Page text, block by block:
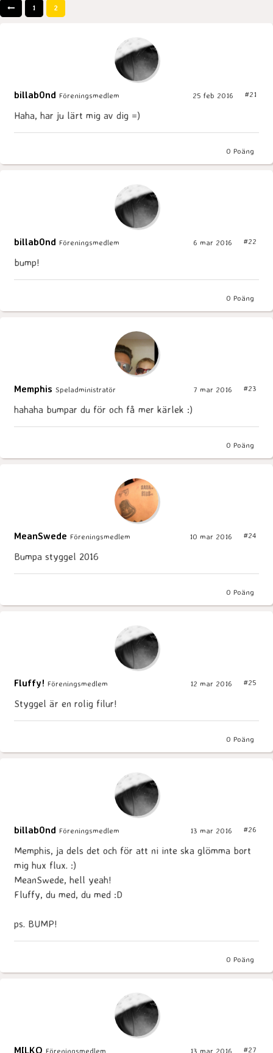
1 2
billab0nd Föreningsmedlem 25 feb 2016 #21
Haha, har ju lärt mig av dig =)
0 Poäng
billab0nd Föreningsmedlem 6 mar 2016 #22
bump!
0 Poäng
Memphis Speladministratör 7 mar 2016 #23
hahaha bumpar du för och få mer kärlek :)
0 Poäng
MeanSwede Föreningsmedlem 10 mar 2016 #24
Bumpa styggel 2016
0 Poäng
Fluffy! Föreningsmedlem 12 mar 2016 #25
Styggel är en rolig filur!
0 Poäng
billab0nd Föreningsmedlem 13 mar 2016 #26
Memphis, ja dels det och för att ni inte ska glömma bort
mig hux flux. :)
MeanSwede, hell yeah!
Fluffy, du med, du med :D
ps. BUMP!
0 Poäng
MILKO Föreningsmedlem 13 mar 2016 #27